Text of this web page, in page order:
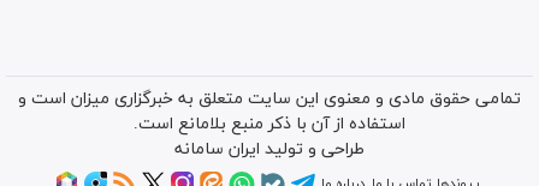
تمامی حقوق مادی و معنوی این سایت متعلق به خبرگزاری میزان است و
استفاده از آن با ذکر منبع بلامانع است.
طراحی و تولید ایران سامانه